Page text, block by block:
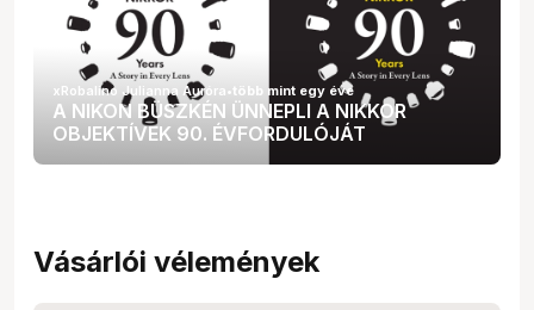
A NIKON BÜSZKÉN ÜNNEPLI A NIKKOR
OBJEKTÍVEK 90. ÉVFORDULÓJÁT
xRobalino Julianna Auróra•több mint egy éve
Vásárlói vélemények